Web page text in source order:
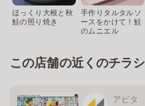
ほっくり大根と秋
鮭の照り焼き
手作りタルタルソ
ースをかけて！鮭
のムニエル
この店舗の近くのチラシ
アピタ